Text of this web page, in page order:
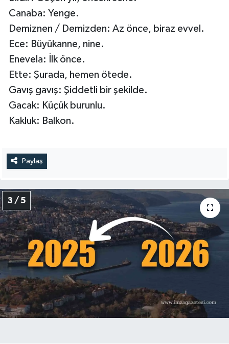
Canaba: Yenge.
Demiznen / Demizden: Az önce, biraz evvel.
Ece: Büyükanne, nine.
Enevela: İlk önce.
Ette: Şurada, hemen ötede.
Gavış gavış: Şiddetli bir şekilde.
Gacak: Küçük burunlu.
Kakluk: Balkon.
Paylaş
3 / 5